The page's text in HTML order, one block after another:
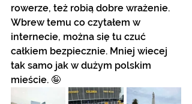
rowerze, też robią dobre wrażenie.
Wbrew temu co czytałem w
internecie, można się tu czuć
całkiem bezpiecznie. Mniej wiecej
tak samo jak w dużym polskim
mieście. 🤪